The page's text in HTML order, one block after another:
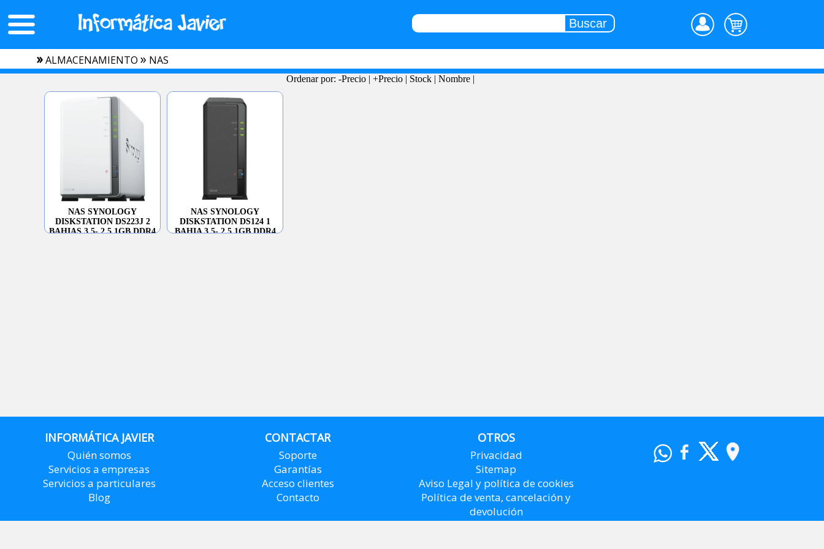
»ALMACENAMIENTO » NAS
Ordenar por:-Precio |+Precio | Stock |Nombre |
NAS SYNOLOGY
DISKSTATION DS223J 2
BAHIAS 3.5- 2.5 1GB DDR4
NAS SYNOLOGY
DISKSTATION DS124 1
BAHIA 3.5- 2.5 1GB DDR4
INFORMÁTICA JAVIER
Quién somos
Servicios a empresas
Servicios a particulares
Blog
CONTACTAR
Soporte
Garantías
Acceso clientes
Contacto
OTROS
Privacidad
Sitemap
Aviso Legal y política de cookies
Política de venta, cancelación y
devolución